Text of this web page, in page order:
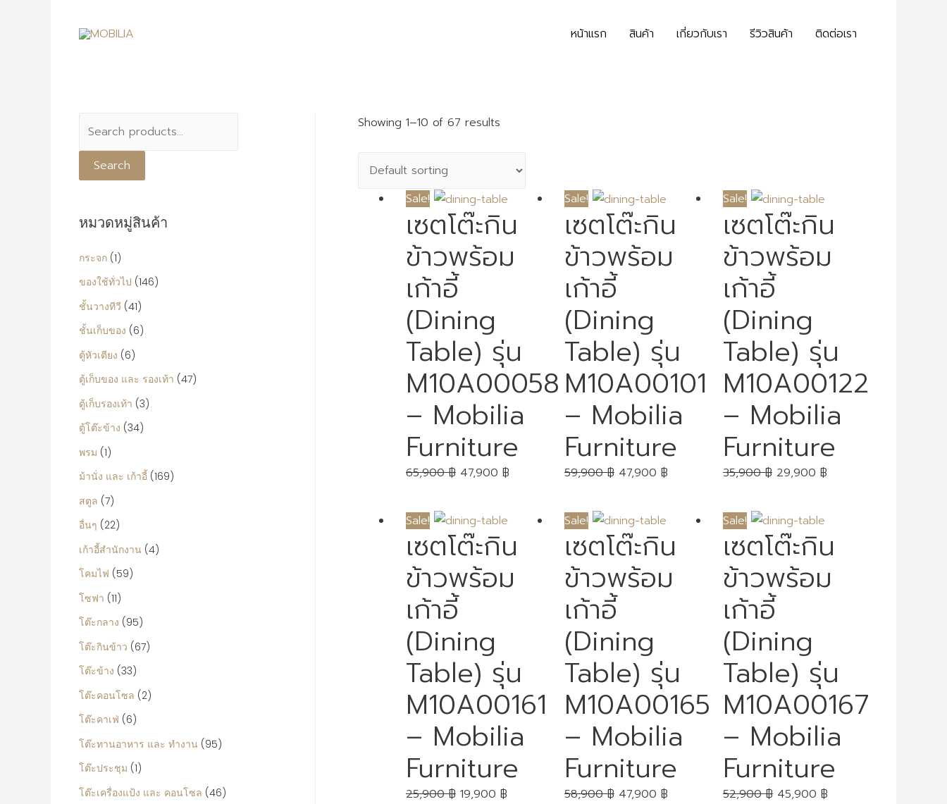
หน้าแรก สินค้า เกี่ยวกับเรา รีวิวสินค้า ติดต่อเรา
h
f
Search
หมวดหมู่สินค้า
กระจก (1)
ของใช้ทั่วไป (146)
ชั้นวางทีวี (41)
ชั้นเก็บของ (6)
ตู้หัวเตียง (6)
ตู้เก็บของ และ รองเท้า (47)
ตู้เก็บรองเท้า (3)
ตู้โต๊ะข้าง (34)
พรม (1)
ม้านั่ง และ เก้าอี้ (169)
สตูล (7)
อื่นๆ (22)
เก้าอี้สำนักงาน (4)
โคมไฟ (59)
โซฟา (11)
โต๊ะกลาง (95)
โต๊ะกินข้าว (67)
โต๊ะข้าง (33)
โต๊ะคอนโซล (2)
โต๊ะคาเฟ่ (6)
โต๊ะทานอาหาร และ ทำงาน (95)
โต๊ะประชุม (1)
โต๊ะเครื่องแป้ง และ คอนโซล (46)
Showing 1–10 of 67 results
Sale!
เซตโต๊ะกิน
ข้าวพร้อม
เก้าอี้
(Dining
Table) รุ่น
M10A00058
– Mobilia
Furniture
65,900฿ 47,900 ฿
Sale!
เซตโต๊ะกิน
ข้าวพร้อม
เก้าอี้
(Dining
Table) รุ่น
M10A00101
– Mobilia
Furniture
59,900฿ 47,900 ฿
Sale!
เซตโต๊ะกิน
ข้าวพร้อม
เก้าอี้
(Dining
Table) รุ่น
M10A00122
– Mobilia
Furniture
35,900฿ 29,900 ฿
Sale!
เซตโต๊ะกิน
ข้าวพร้อม
เก้าอี้
(Dining
Table) รุ่น
M10A00161
– Mobilia
Furniture
25,900฿ 19,900 ฿
Sale!
เซตโต๊ะกิน
ข้าวพร้อม
เก้าอี้
(Dining
Table) รุ่น
M10A00165
– Mobilia
Furniture
58,900฿ 47,900 ฿
Sale!
เซตโต๊ะกิน
ข้าวพร้อม
เก้าอี้
(Dining
Table) รุ่น
M10A00167
– Mobilia
Furniture
52,900฿ 45,900 ฿